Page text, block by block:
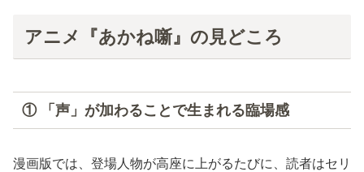
アニメ『あかね噺』の見どころ
① 「声」が加わることで生まれる臨場感
漫画版では、登場人物が高座に上がるたびに、読者はセリ